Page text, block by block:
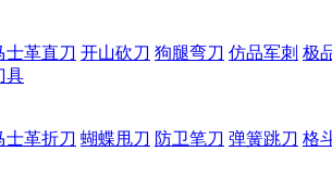
士革直刀 开山砍刀 狗腿弯刀 仿品军刺 极
具
士革折刀 蝴蝶甩刀 防卫笔刀 弹簧跳刀 格